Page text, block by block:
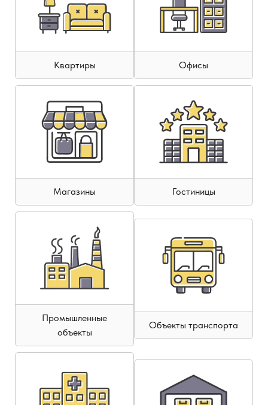
Квартиры Офисы
Магазины Гостиницы
Промышленные
объекты
Объекты транспорта